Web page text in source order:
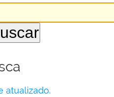
atualizado.